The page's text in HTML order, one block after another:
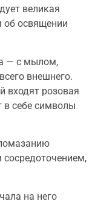
великая
об освящении
— с мылом,
внешнего.
входят розовая
в себе символы
на него